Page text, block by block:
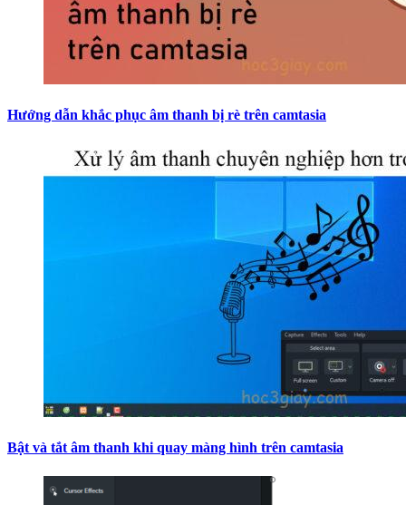
Hướng dẫn khắc phục âm thanh bị rè trên camtasia
Bật và tắt âm thanh khi quay màng hình trên camtasia